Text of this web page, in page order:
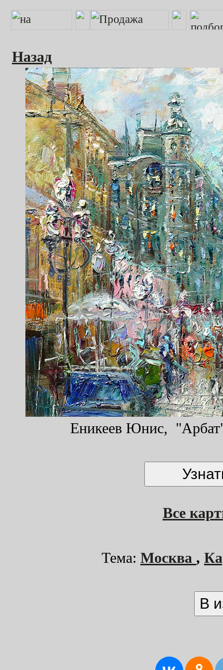
Назад
Еникеев Юнис,
Все
Тема: Москва ,